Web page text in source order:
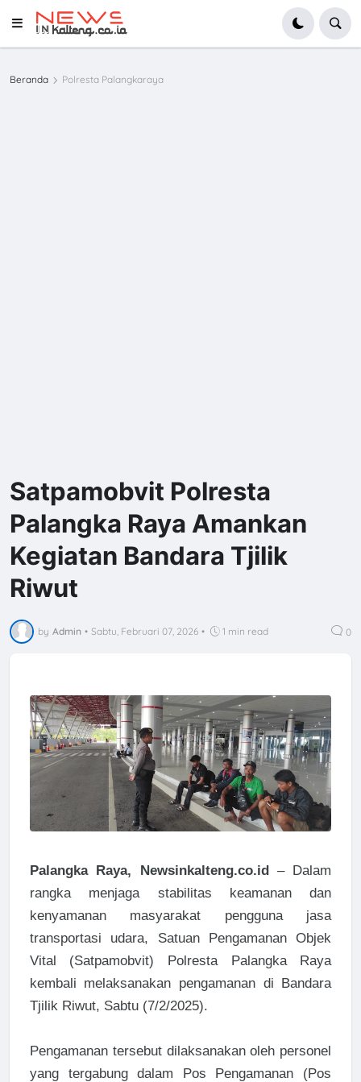
Beranda Polresta Palangkaraya
Satpamobvit Polresta
Palangka Raya Amankan
Kegiatan Bandara Tjilik
Riwut
by Admin • Sabtu, Februari 07, 2026 • 1 min read 0
Palangka Raya, Newsinkalteng.co.id– Dalam
rangka menjaga stabilitas keamanan dan
kenyamanan masyarakat pengguna jasa
transportasi udara, Satuan Pengamanan Objek
Vital (Satpamobvit) Polresta Palangka Raya
kembali melaksanakan pengamanan di Bandara
Tjilik Riwut, Sabtu (7/2/2025).
Pengamanan tersebut dilaksanakan oleh personel
yang tergabung dalam Pos Pengamanan (Pos